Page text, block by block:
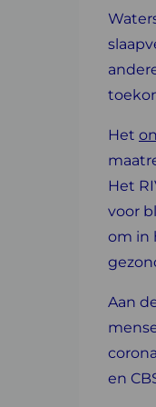
Het
Het
voor
om in
Aan
en